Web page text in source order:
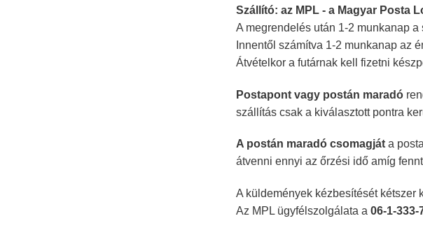
Szállító: az MPL - a Magyar Posta
A megrendelés után 1-2 munkanap
Innentől számítva 1-2 munkanap az
Átvételkor a futárnak kell fizetni
Postapont vagy postán maradó
szállítás csak a kiválasztott pontra
A postán maradó csomagjáta
átvenni ennyi az őrzési idő amíg
A küldemények kézbesítését kétszer
Az MPL ügyfélszolgálata a 06-1-